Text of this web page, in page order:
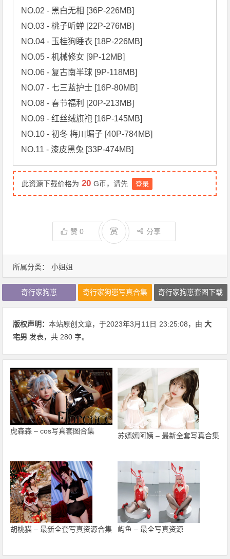
所属分类： 小姐姐
NO.02 - 黑白无相 [36P-226MB]
NO.03 - 桃子听蝉 [22P-276MB]
NO.04 - 玉桂狗睡衣 [18P-226MB]
NO.05 - 机械修女 [9P-12MB]
NO.06 - 复古南半球 [9P-118MB]
NO.07 - 七三蓝护士 [16P-80MB]
NO.08 - 春节福利 [20P-213MB]
NO.09 - 红丝绒旗袍 [16P-145MB]
NO.10 - 初冬 梅川堀子 [40P-784MB]
NO.11 - 漆皮黑兔 [33P-474MB]
此资源下载价格为 20 G币，请先 登录
赞0 赏 分享
奇行家狗崽 奇行家狗崽写真合集 奇行家狗崽套图下载
版权声明：本站原创文章，于2023年3月11日 23:25:08，由大
宅男 发表，共 280 字。
虎森森 – cos写真套图合集
苏嫣嫣阿姨 – 最新全套写真合集
胡桃猫 – 最新全套写真资源合集 屿鱼 – 最全写真资源